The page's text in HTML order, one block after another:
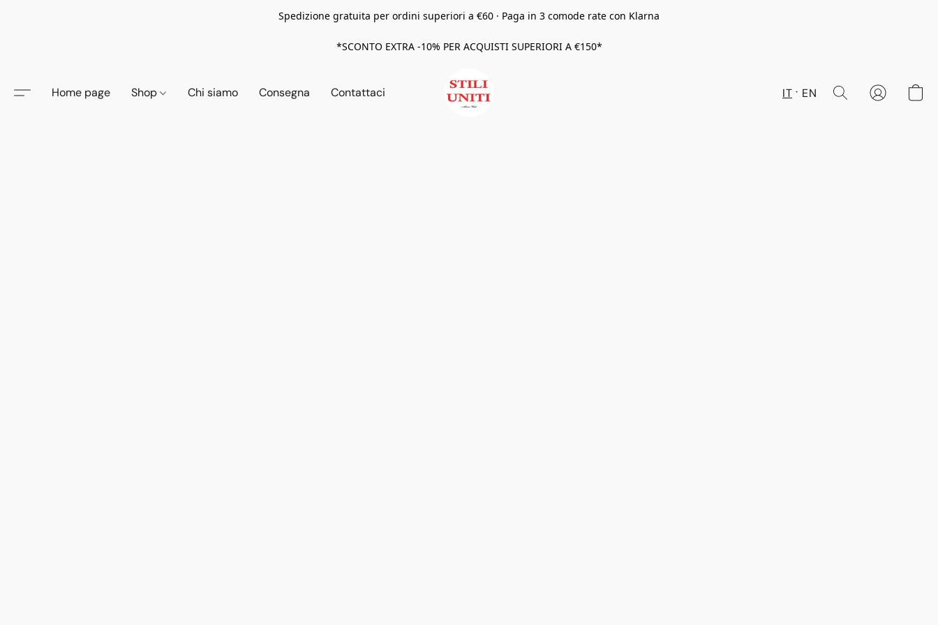
Spedizione gratuita per ordini superiori a €60 · Paga in 3 comode rate con Klarna
*SCONTO EXTRA -10% PER ACQUISTI SUPERIORI A €150*
Home page Shop Chi siamo Consegna Contattaci IT EN